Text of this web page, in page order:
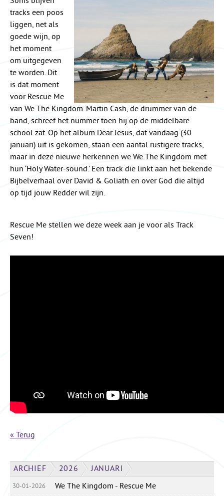
tracks een poos
liggen, net als
goede wijn, op
het moment
om uitgegeven
te worden. Dit
is dat moment
voor Rescue Me
van We The Kingdom. Martin Cash, de drummer van de
band, schreef het nummer toen hij op de middelbare
school zat. Op het album Dear Jesus, dat vandaag (30
januari) uit is gekomen, staan een aantal rustigere tracks,
maar in deze nieuwe herkennen we We The Kingdom met
hun ‘Holy Water-sound.’ Een track die linkt aan het bekende
Bijbelverhaal over David & Goliath en over God die altijd
op tijd jouw Redder wil zijn.
Rescue Me stellen we deze week aan je voor als Track
Seven!
« Terug
ARCHIEF 2026 JANUARI
30-01-2026 We The Kingdom - Rescue Me